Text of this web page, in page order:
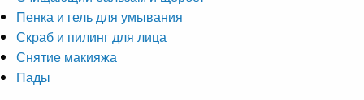
Пенка и гель для умывания
Скраб и пилинг для лица
Снятие макияжа
Пады